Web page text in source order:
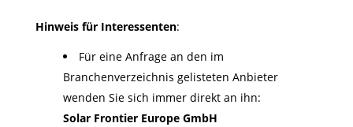
Hinweis für Interessenten:
Für eine Anfrage an den im
Branchenverzeichnis gelisteten Anbieter
wenden Sie sich immer direkt an ihn:
Solar Frontier Europe GmbH